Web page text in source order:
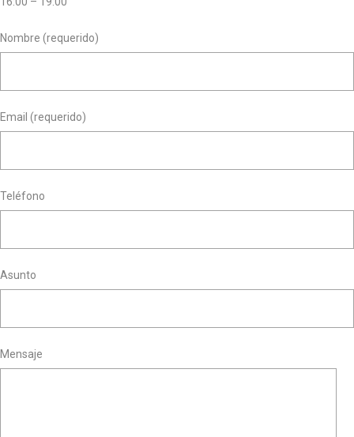
Nombre (requerido)
Email (requerido)
Teléfono
Asunto
Mensaje